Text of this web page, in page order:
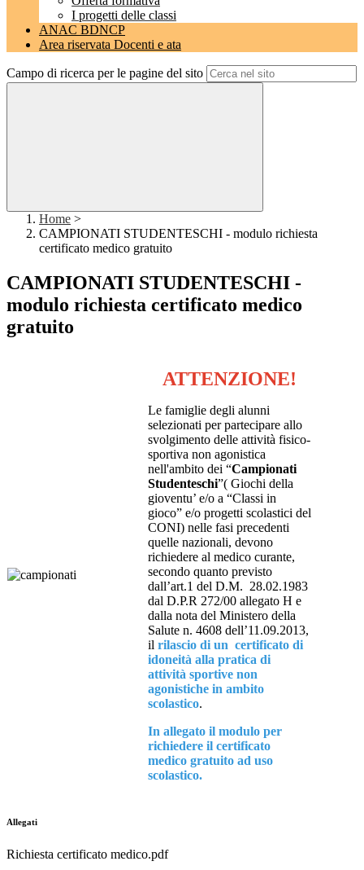
I progetti delle classi
ANAC BDNCP
Area riservata Docenti e ata
Campo di ricerca per le pagine del sito
Home >
CAMPIONATI STUDENTESCHI - modulo richiesta
certificato medico gratuito
CAMPIONATI STUDENTESCHI -
modulo richiesta certificato medico
gratuito
ATTENZIONE!
Le famiglie degli alunni
selezionati per partecipare allo
svolgimento delle attività fisico-
sportiva non agonistica
nell'ambito dei “Campionati
Studenteschi”( Giochi della
gioventu’ e/o a “Classi in
gioco” e/o progetti scolastici del
CONI) nelle fasi precedenti
quelle nazionali, devono
richiedere al medico curante,
secondo quanto previsto
dall’art.1 del D.M. 28.02.1983
dal D.P.R 272/00 allegato H e
dalla nota del Ministero della
Salute n. 4608 dell’11.09.2013,
il rilascio di un certificato di
idoneità alla pratica di
attività sportive non
agonistiche in ambito
scolastico.
In allegato il modulo per
richiedere il certificato
medico gratuito ad uso
scolastico.
Allegati
Richiesta certificato medico.pdf